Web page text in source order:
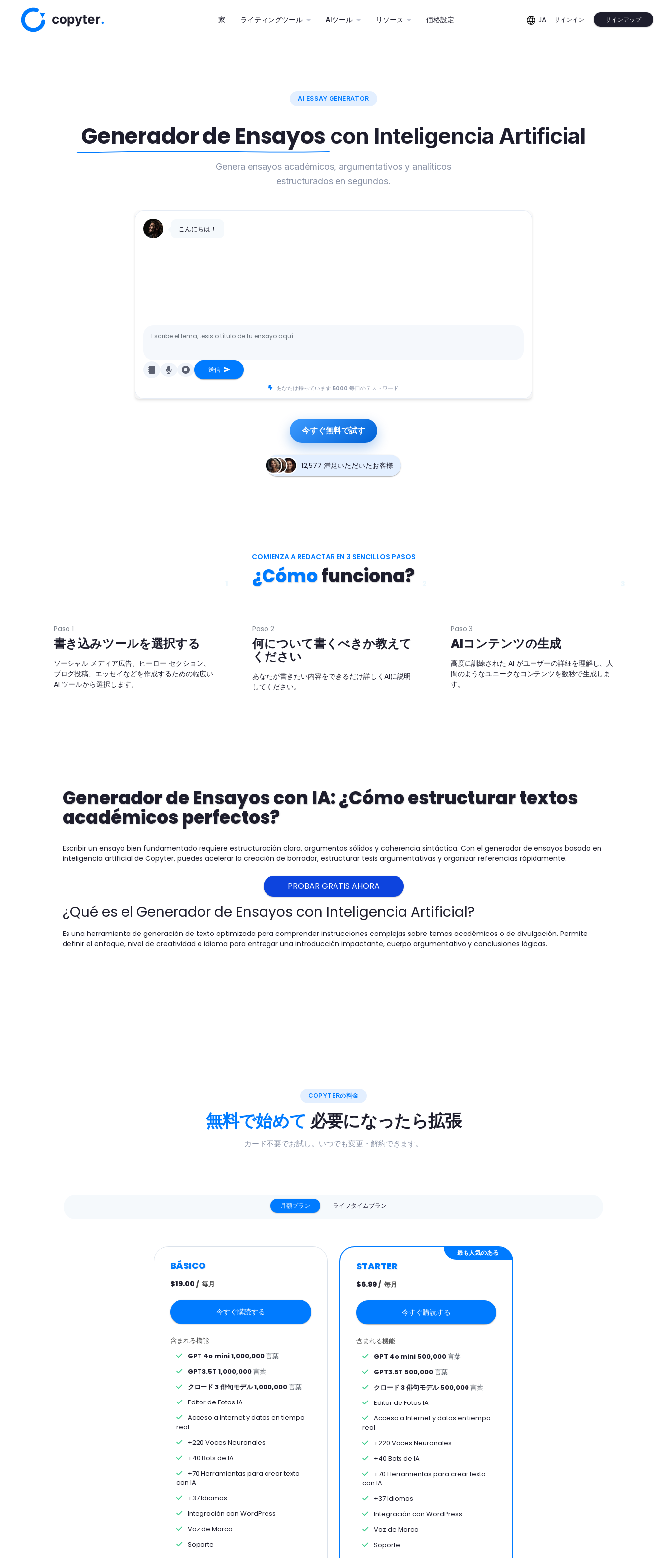
家(current)ライティングツール AIツール リソース 価格設定 JA サインイン サインアップ
AI ESSAY GENERATOR
Generador de Ensayos con Inteligencia Artificial
Genera ensayos académicos, argumentativos y analíticos
estructurados en segundos.
こんにちは！
送信
あなたは持っています 5000 毎日のテストワード
今すぐ無料で試す
12,577 満足いただいたお客様
COMIENZA A REDACTAR EN 3 SENCILLOS PASOS
¿Cómofunciona?
Paso 1
書き込みツールを選択する
ソーシャル メディア広告、ヒーロー セクション、
ブログ投稿、エッセイなどを作成するための幅広い
AI ツールから選択します。
Paso 2
何について書くべきか教えて
ください
あなたが書きたい内容をできるだけ詳しくAIに説明
してください。
Paso 3
AIコンテンツの生成
高度に訓練された AI がユーザーの詳細を理解し、人
間のようなユニークなコンテンツを数秒で生成しま
す。
Generador de Ensayos con IA: ¿Cómo estructurar textos
académicos perfectos?
Escribir un ensayo bien fundamentado requiere estructuración clara, argumentos sólidos y coherencia sintáctica. Con el generador de ensayos basado en
inteligencia artificial de Copyter, puedes acelerar la creación de borrador, estructurar tesis argumentativas y organizar referencias rápidamente.
PROBAR GRATIS AHORA
¿Qué es el Generador de Ensayos con Inteligencia Artificial?
Es una herramienta de generación de texto optimizada para comprender instrucciones complejas sobre temas académicos o de divulgación. Permite
definir el enfoque, nivel de creatividad e idioma para entregar una introducción impactante, cuerpo argumentativo y conclusiones lógicas.
COPYTERの料金
無料で始めて 必要になったら拡張
カード不要でお試し。いつでも変更・解約できます。
月額プラン ライフタイムプラン
BÁSICO
$19.00 / 毎月
今すぐ購読する
含まれる機能
GPT 4o mini 1,000,000言葉
GPT3.5T 1,000,000言葉
クロード 3 俳句モデル 1,000,000言葉
Editor de Fotos IA
Acceso a Internet y datos en tiempo
real
+220 Voces Neuronales
+40 Bots de IA
+70 Herramientas para crear texto
con IA
+37 Idiomas
Integración con WordPress
Voz de Marca
Soporte
最も人気のある
STARTER
$6.99/ 毎月
今すぐ購読する
含まれる機能
GPT 4o mini 500,000言葉
GPT3.5T 500,000言葉
クロード 3 俳句モデル 500,000言葉
Editor de Fotos IA
Acceso a Internet y datos en tiempo
real
+220 Voces Neuronales
+40 Bots de IA
+70 Herramientas para crear texto
con IA
+37 Idiomas
Integración con WordPress
Voz de Marca
Soporte